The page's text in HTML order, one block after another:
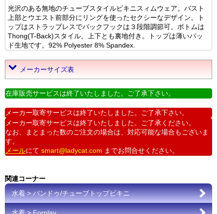
光沢のある無地のチューブスタイルビキニスィムウェア。バスト
上部とウエスト前部分にリングを使ったセクシーなデザイン。ト
ップはストラップレスでバックフックは３段階調節可。ボトムは
Thong(T-Back)スタイル。上下とも裏地付き。トップは薄いパッ
ド生地です。92% Polyester 8% Spandex.
メーカーサイズ表
在庫販売サービスは終了いたしました。ご了承下さい。
メーカー取寄サービスは終了いたしました。ご了承下さい。
メーカー取寄サービスは終了いたしました。ご了承ください。
なお、まとまった数のご注文の場合は、対応可能な場合もございま
す。
メールにて smart@ladycat.com までお問合せください。
関連コーナー
水着 > バンドゥ/チューブトップビキニ